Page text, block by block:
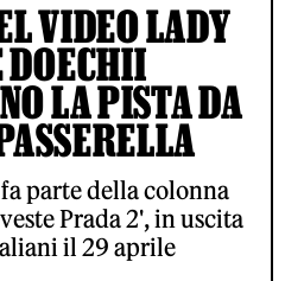
VIDEO LADY
DOECHII
LA PISTA DA
parte della colonna
Prada 2', in uscita
il 29 aprile